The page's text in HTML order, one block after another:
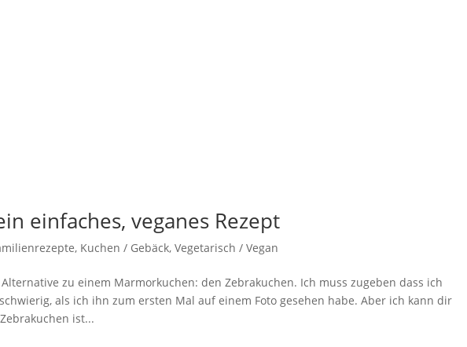
einfaches, veganes Rezept
, Kuchen / Gebäck, Vegetarisch / Vegan
zu einem Marmorkuchen: den Zebrakuchen. Ich muss zugeben dass ich
als ich ihn zum ersten Mal auf einem Foto gesehen habe. Aber ich kann dir
ist...